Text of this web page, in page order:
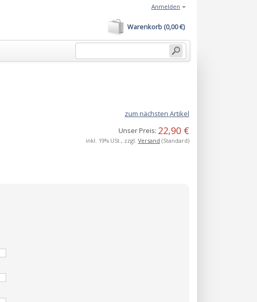
Warenkorb (0,00 €)
Anmelden
zum nächsten Artikel
Unser Preis: 22,90 €
inkl. 19% USt., zzgl. Versand (Standard)